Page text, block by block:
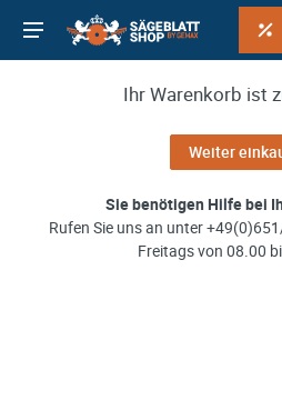
Ihr Warenkorb ist
Weiter
Sie benötigen Hilfe bei
Rufen Sie uns an unter
Freitags von 08.00